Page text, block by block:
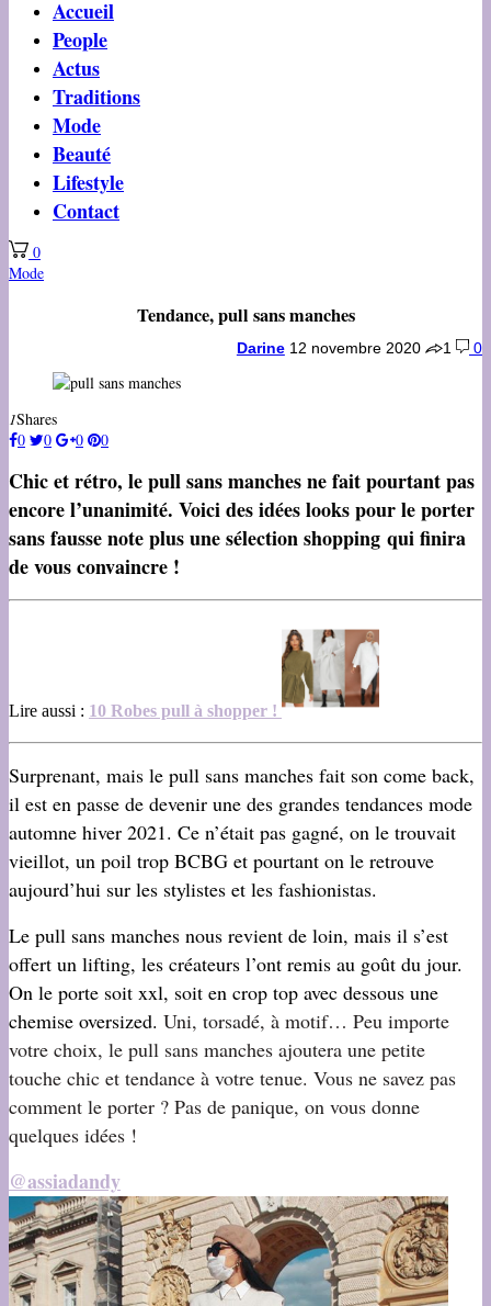
Accueil
People
Actus
Traditions
Mode
Beauté
Lifestyle
Contact
0
Mode
Tendance, pull sans manches
Darine 12 novembre 2020 1 0
1Shares
0
0 0 0
Chic et rétro, le pull sans manches ne fait pourtant pas
encore l’unanimité. Voici des idées looks pour le porter
sans fausse note plus une sélection shopping qui finira
de vous convaincre !
Lire aussi : 10 Robes pull à shopper !
Surprenant, mais le pull sans manches fait son come back,
il est en passe de devenir une des grandes tendances mode
automne hiver 2021. Ce n’était pas gagné, on le trouvait
vieillot, un poil trop BCBG et pourtant on le retrouve
aujourd’hui sur les stylistes et les fashionistas.
Le pull sans manches nous revient de loin, mais il s’est
offert un lifting, les créateurs l’ont remis au goût du jour.
On le porte soit xxl, soit en crop top avec dessous une
chemise oversized. Uni, torsadé, à motif… Peu importe
votre choix, le pull sans manches ajoutera une petite
touche chic et tendance à votre tenue. Vous ne savez pas
comment le porter ? Pas de panique, on vous donne
quelques idées !
@assiadandy